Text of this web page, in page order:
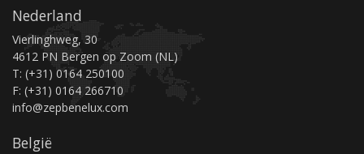
Nederland
Vierlinghweg, 30
4612 PN Bergen op Zoom (NL)
T: (+31) 0164 250100
F: (+31) 0164 266710
info@zepbenelux.com
België